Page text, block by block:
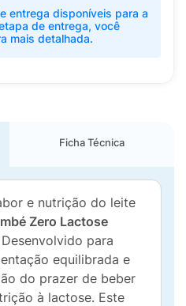
entrega disponíveis para a
de entrega, você
mais detalhada.
Ficha Técnica
e nutrição do leite
Zero Lactose
para
equilibrada e
do prazer de beber
à lactose. Este